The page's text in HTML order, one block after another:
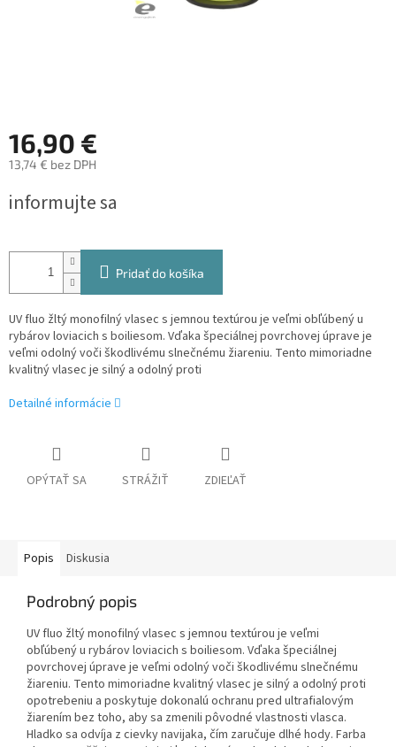
16,90 €
13,74 € bez DPH
cena:
informujte sa
Pridať do košíka
UV fluo žltý monofilný vlasec s jemnou textúrou je veľmi obľúbený u
rybárov loviacich s boiliesom. Vďaka špeciálnej povrchovej úprave je
veľmi odolný voči škodlivému slnečnému žiareniu. Tento mimoriadne
kvalitný vlasec je silný a odolný proti
Detailné informácie
OPÝTAŤ SA STRÁŽIŤ ZDIEĽAŤ
Popis Diskusia
Podrobný popis
UV fluo žltý monofilný vlasec s jemnou textúrou je veľmi
obľúbený u rybárov loviacich s boiliesom. Vďaka špeciálnej
povrchovej úprave je veľmi odolný voči škodlivému slnečnému
žiareniu. Tento mimoriadne kvalitný vlasec je silný a odolný proti
opotrebeniu a poskytuje dokonalú ochranu pred ultrafialovým
žiarením bez toho, aby sa zmenili pôvodné vlastnosti vlasca.
Hladko sa odvíja z cievky navijaka, čím zaručuje dlhé hody. Farba